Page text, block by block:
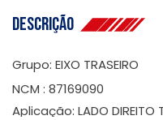
Descrição
Grupo: EIXO TRASEIRO
NCM : 87169090
Aplicação: LADO DIREITO